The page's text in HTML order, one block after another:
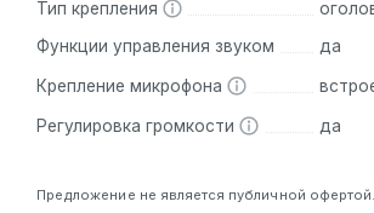
Тип крепления
Функции управления звуком
да
Крепление микрофона
Регулировка громкости да
Предложение не является публичной